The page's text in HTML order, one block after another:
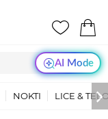
AI Mode
NOKTI LICE &